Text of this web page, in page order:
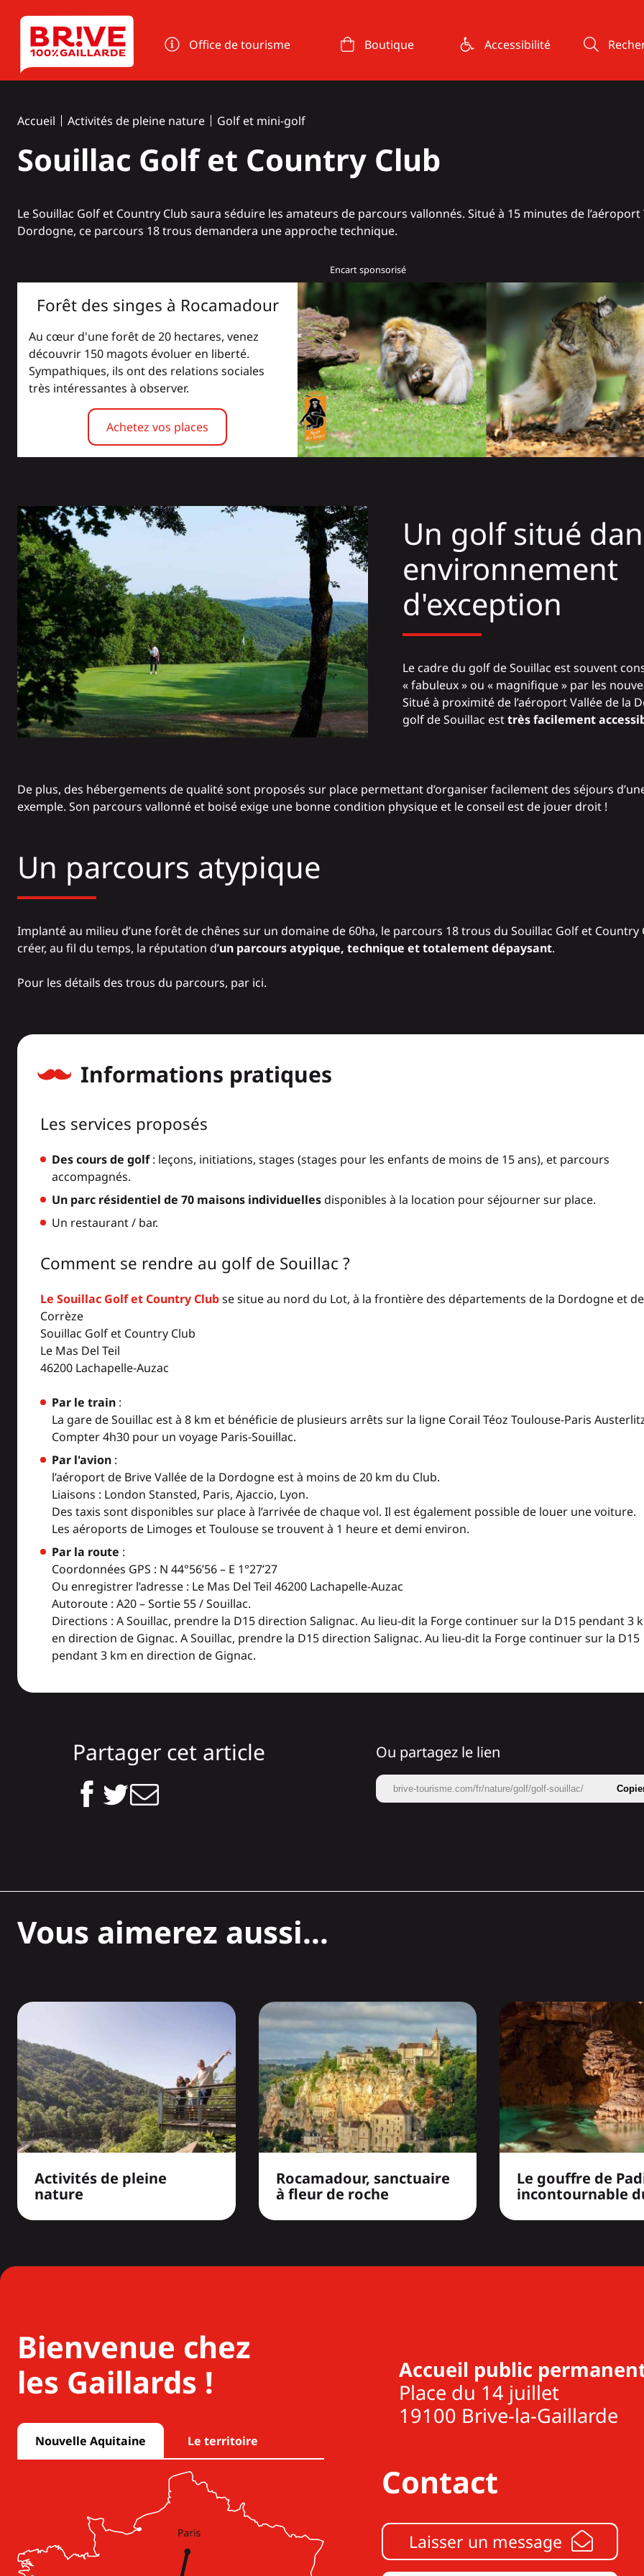
Office de tourisme Boutique Accessibilité
Accueil Activités de pleine nature Golf et mini-golf
Souillac Golf et Country Club
Le Souillac Golf et Country Club saura séduire les amateurs de parcours vallonnés. Situé à 15 minutes de l’aéroport
Dordogne, ce parcours 18 trous demandera une approche technique.
Forêt des singes à Rocamadour
Au cœur d'une forêt de 20 hectares, venez
découvrir 150 magots évoluer en liberté.
Sympathiques, ils ont des relations sociales
très intéressantes à observer.
Achetez vos places
Un golf situé
environnement
d'exception
Le cadre du golf de Souillac est souvent
« fabuleux » ou « magnifique » par les
Situé à proximité de l’aéroport Vallée de la
golf de Souillac esttrès facilement
De plus, des hébergements de qualité sont proposés sur place permettant d’organiser facilement des séjours
exemple. Son parcours vallonné et boisé exige une bonne condition physique et le conseil est de jouer droit !
Un parcours atypique
Implanté au milieu d’une forêt de chênes sur un domaine de 60ha, le parcours 18 trous du Souillac Golf et Country
créer, au fil du temps, la réputation d’un parcours atypique, technique et totalement dépaysant.
Pour les détails des trous du parcours, par ici.
Informations pratiques
Les services proposés
Des cours de golf: leçons, initiations, stages (stages pour les enfants de moins de 15 ans), et parcours
accompagnés.
Un parc résidentiel de 70 maisons individuellesdisponibles à la location pour séjourner sur place.
Un restaurant / bar.
Comment se rendre au golf de Souillac ?
Le Souillac Golf et Country Clubse situe au nord du Lot, à la frontière des départements de la Dordogne et
Corrèze
Souillac Golf et Country Club
Le Mas Del Teil
46200 Lachapelle-Auzac
Par le train :
La gare de Souillac est à 8 km et bénéficie de plusieurs arrêts sur la ligne Corail Téoz Toulouse-Paris
Compter 4h30 pour un voyage Paris-Souillac.
Par l'avion :
l’aéroport de Brive Vallée de la Dordogne est à moins de 20 km du Club.
Liaisons : London Stansted, Paris, Ajaccio, Lyon.
Des taxis sont disponibles sur place à l’arrivée de chaque vol. Il est également possible de louer une voiture.
Les aéroports de Limoges et Toulouse se trouvent à 1 heure et demi environ.
Par la route :
Coordonnées GPS : N 44°56’56 – E 1°27’27
Ou enregistrer l’adresse : Le Mas Del Teil 46200 Lachapelle-Auzac
Autoroute : A20 – Sortie 55 / Souillac.
Directions : A Souillac, prendre la D15 direction Salignac. Au lieu-dit la Forge continuer sur la D15 pendant 3
en direction de Gignac. A Souillac, prendre la D15 direction Salignac. Au lieu-dit la Forge continuer sur la D15
pendant 3 km en direction de Gignac.
Partager cet article Ou partagez le lien
brive-tourisme.com/fr/nature/golf/golf-souillac/
Vous aimerez aussi...
Activités de pleine
nature
Rocamadour, sanctuaire
à fleur de roche
Le gouffre de
incontournable
Bienvenue chez
les Gaillards !
Nouvelle Aquitaine Le territoire
Accueil public
Place du 14 juillet
19100 Brive-la-Gaillarde
Contact
Laisser un message